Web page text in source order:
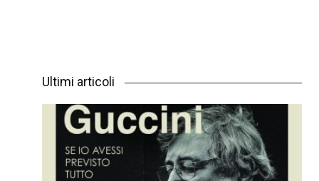
Ultimi articoli